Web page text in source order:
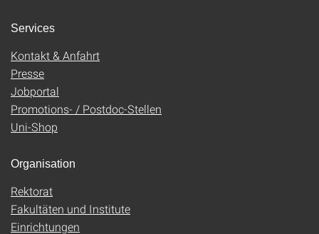
Services
Kontakt & Anfahrt
Presse
Jobportal
Promotions- / Postdoc-Stellen
Uni-Shop
Organisation
Rektorat
Fakultäten und Institute
Einrichtungen